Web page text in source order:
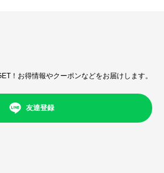
！お得情報やクーポンなどをお届けします。
友達登録